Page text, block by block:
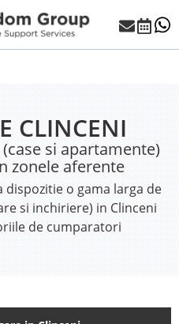
CLINCENI
si apartamente)
zonele aferente
dispozitie o gama larga de
si inchiriere) in Clinceni
de cumparatori